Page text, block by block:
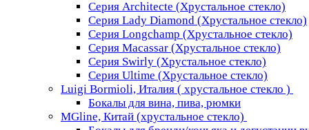
Серия Architecte (Хрустальное стекло)
Серия Lady Diamond (Хрустальное стекло)
Серия Longchamp (Хрустальное стекло)
Серия Macassar (Хрустальное стекло)
Серия Swirly (Хрустальное стекло)
Серия Ultime (Хрустальное стекло)
Luigi Bormioli, Италия ( хрустальное стекло )
Бокалы для вина, пива, рюмки
MGline, Китай (хрустальное стекло)